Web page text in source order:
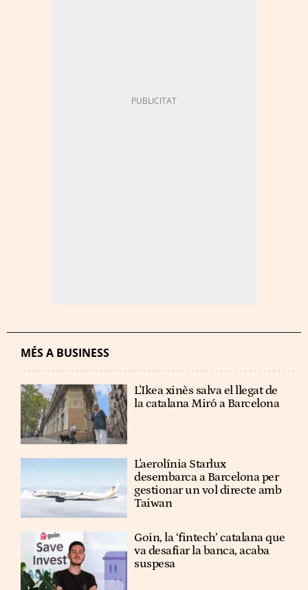
MÉS A BUSINESS
L'Ikea xinès salva el llegat de
la catalana Miró a Barcelona
L'aerolínia Starlux
desembarca a Barcelona per
gestionar un vol directe amb
Taiwan
Goin, la ‘fintech’ catalana que
va desafiar la banca, acaba
suspesa